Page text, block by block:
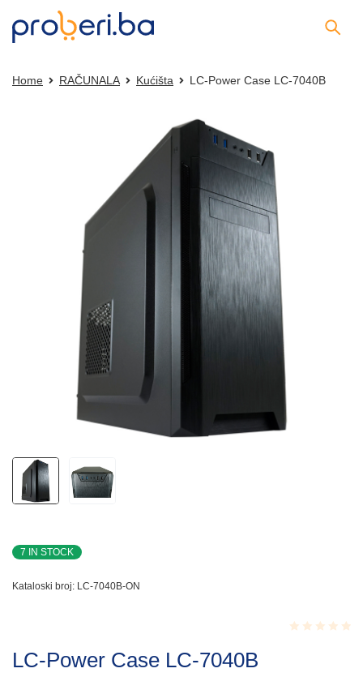
Home RAČUNALA Kućišta LC-Power Case LC-7040B
7 IN STOCK
Kataloski broj: LC-7040B-ON
LC-Power Case LC-7040B